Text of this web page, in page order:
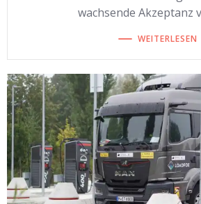
wachsende Akzeptanz
WEITERLESEN